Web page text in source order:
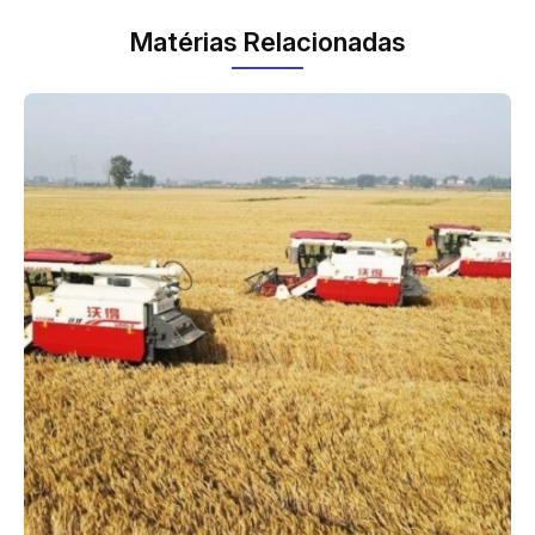
Matérias Relacionadas